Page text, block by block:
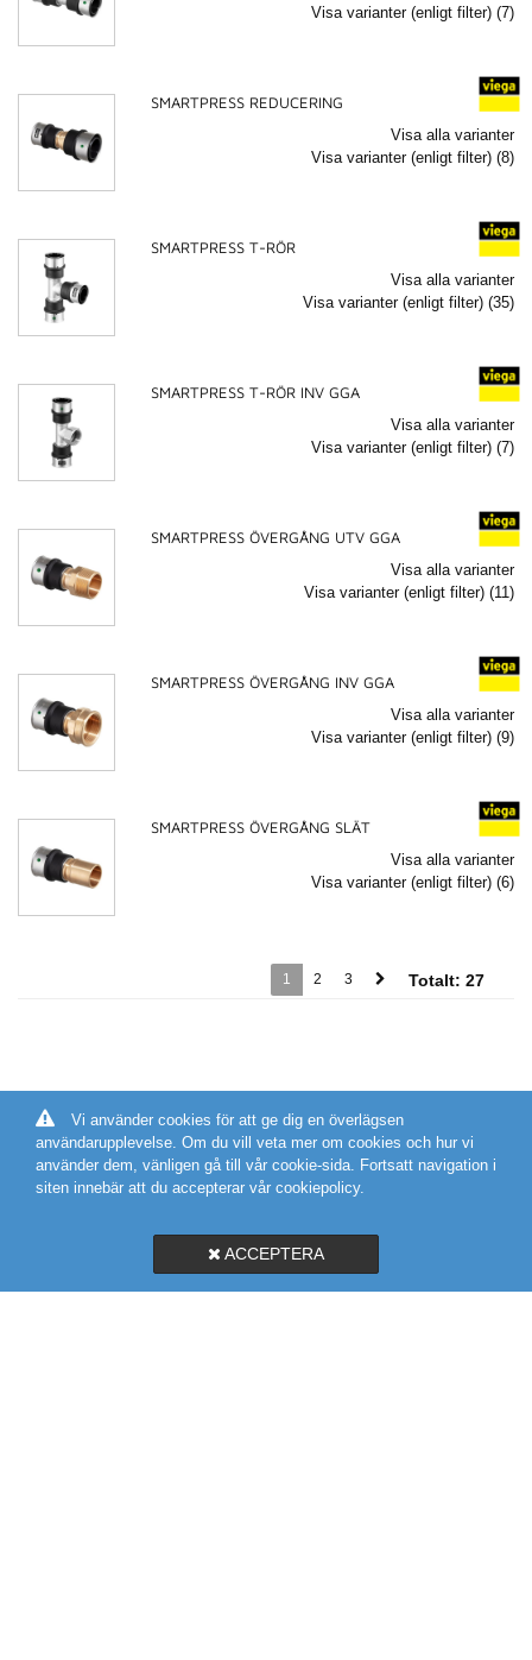
Visa varianter (enligt filter) (7)
SMARTPRESS REDUCERING
Visa alla varianter
Visa varianter (enligt filter) (8)
SMARTPRESS T-RÖR
Visa alla varianter
Visa varianter (enligt filter) (35)
SMARTPRESS T-RÖR INV GGA
Visa alla varianter
Visa varianter (enligt filter) (7)
SMARTPRESS ÖVERGÅNG UTV GGA
Visa alla varianter
Visa varianter (enligt filter) (11)
SMARTPRESS ÖVERGÅNG INV GGA
Visa alla varianter
Visa varianter (enligt filter) (9)
SMARTPRESS ÖVERGÅNG SLÄT
Visa alla varianter
Visa varianter (enligt filter) (6)
1 2 3 Totalt: 27
Vi använder cookies för att ge dig en överlägsen
användarupplevelse. Om du vill veta mer om cookies och hur vi
använder dem, vänligen gå till vår cookie-sida. Fortsatt navigation i
siten innebär att du accepterar vår cookiepolicy.
ACCEPTERA